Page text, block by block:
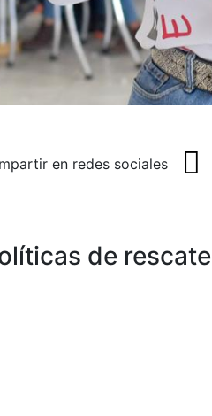
en redes sociales
de rescate